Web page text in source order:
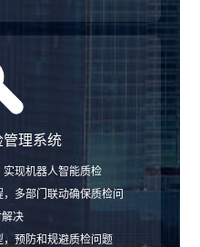
管理系统
实现机器人智能质检
，多部门联动确保质检问
决
，预防和规避质检问题